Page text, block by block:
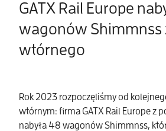
GATX Rail Europe
wagonów Shimmnss
wtórnego
Rok 2023 rozpoczęliśmy od
wtórnym: firma GATX Rail Europe z
nabyła 48 wagonów Shimmnss,